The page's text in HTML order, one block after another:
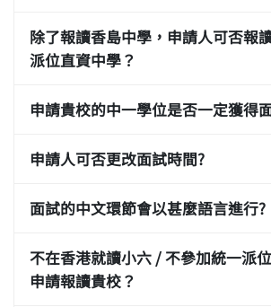
除了報讀香島中學，申請人可否報
派位直資中學？
申請貴校的中一學位是否一定獲得
申請人可否更改面試時間?
面試的中文環節會以甚麼語言進行?
不在香港就讀小六 / 不參加統一派
申請報讀貴校？